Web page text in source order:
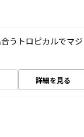
うトロピカルでマジ
詳細を見る